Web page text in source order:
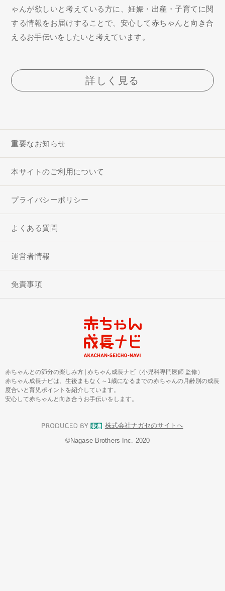
ゃんが欲しいと考えている方に、妊娠・出産・子育てに関
する情報をお届けすることで、安心して赤ちゃんと向き合
えるお手伝いをしたいと考えています。
詳しく見る
重要なお知らせ
本サイトのご利用について
プライバシーポリシー
よくある質問
運営者情報
免責事項
赤ちゃんとの節分の楽しみ方 | 赤ちゃん成長ナビ（小児科専門医師 監修）
赤ちゃん成長ナビは、生後まもなく～1歳になるまでの赤ちゃんの月齢別の成長
度合いと育児ポイントを紹介しています。
安心して赤ちゃんと向き合うお手伝いをします。
株式会社ナガセのサイトへ
©︎Nagase Brothers Inc. 2020